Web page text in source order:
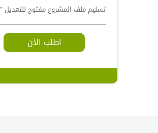
تسليم ملف المشروع مفتوح للتعديل "Word"
اطلب الأن